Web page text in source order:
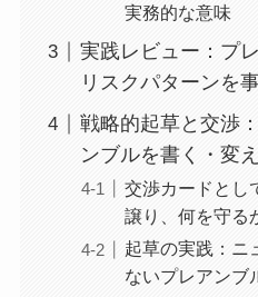
実務的な意味
実践レビュー：プ
リスクパターンを
戦略的起草と交渉
ンブルを書く・変
交渉カードとし
譲り、何を守る
起草の実践：ニ
ないプレアンブ